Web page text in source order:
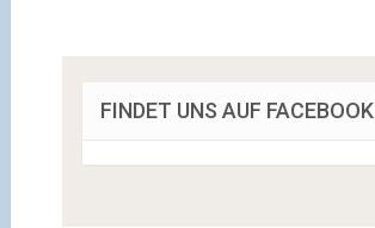
FINDET UNS AUF FACEBOOK